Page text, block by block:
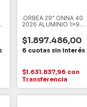
.ORBEA 29" ONNA 40
2026 ALUMINIO 1x9
$1.897.486,00
$1.631.837,96 con
Transferencia